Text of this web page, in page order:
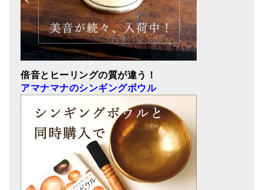
倍音とヒーリングの質が違う！
アマナマナのシンギングボウル